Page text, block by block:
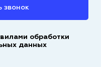
звонок
обработки
данных